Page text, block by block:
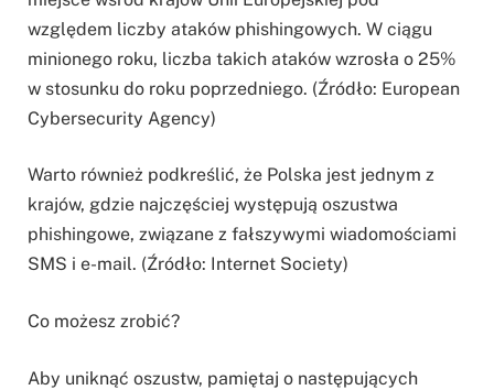
względem liczby ataków phishingowych. W ciągu
minionego roku, liczba takich ataków wzrosła o 25%
w stosunku do roku poprzedniego. (Źródło: European
Cybersecurity Agency)
Warto również podkreślić, że Polska jest jednym z
krajów, gdzie najczęściej występują oszustwa
phishingowe, związane z fałszywymi wiadomościami
SMS i e-mail. (Źródło: Internet Society)
Co możesz zrobić?
Aby uniknąć oszustw, pamiętaj o następujących